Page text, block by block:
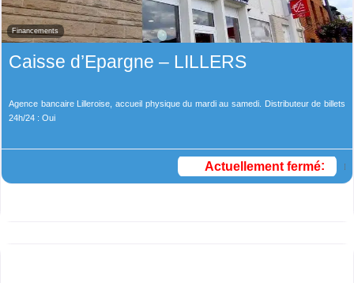
Financements
Caisse d’Epargne – LILLERS
Agence bancaire Lilleroise, accueil physique du mardi au samedi. Distributeur de billets
24h/24 : Oui
Actuellement fermé: